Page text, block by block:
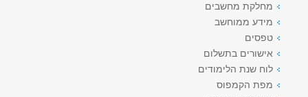
מחלקת מחשבים
מידע ממוחשב
טפסים
אישורים בתשלום
לוח שנת הלימודים
מפת הקמפוס